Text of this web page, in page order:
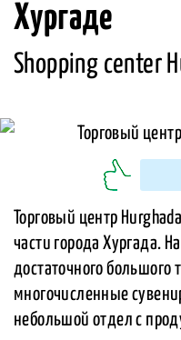
Хургаде
Shopping center
Торговый центр
части города Хургада.
достаточного большого
многочисленные
небольшой отдел с